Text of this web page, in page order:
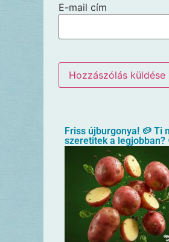
E-mail cím
Friss újburgonya! 🥔 Ti
szeretitek a legjobban?